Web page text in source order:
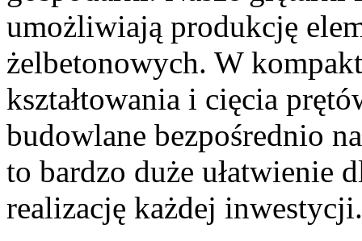
umożliwiają produkcję
żelbetonowych. W
kształtowania i cięcia
budowlane bezpośrednio
to bardzo duże ułatwienie
realizację każdej inwestycji.